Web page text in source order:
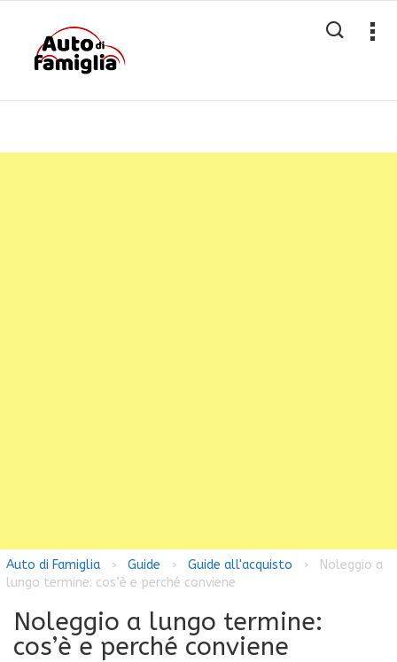
Auto di Famiglia > Guide > Guide all'acquisto >
Noleggio a
lungo termine: cos’è e perché conviene
Noleggio a lungo termine:
cos’è e perché conviene